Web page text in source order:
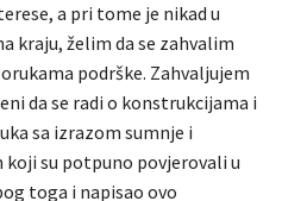
a pri tome je nikad u
kraju, želim da se zahvalim
podrške. Zahvaljujem
da se radi o konstrukcijama i
sa izrazom sumnje i
koji su potpuno povjerovali u
toga i napisao ovo